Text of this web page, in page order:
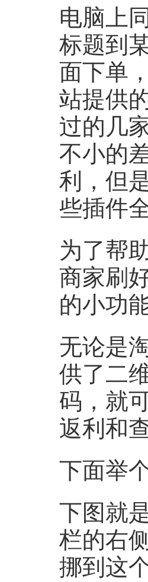
电脑上
标题到
面下单
站提供
过的几
不小的
利，但
些插件
为了帮
商家刷
的小功
无论是
供了二
码，就
返利和
下面举
下图就
栏的右
挪到这